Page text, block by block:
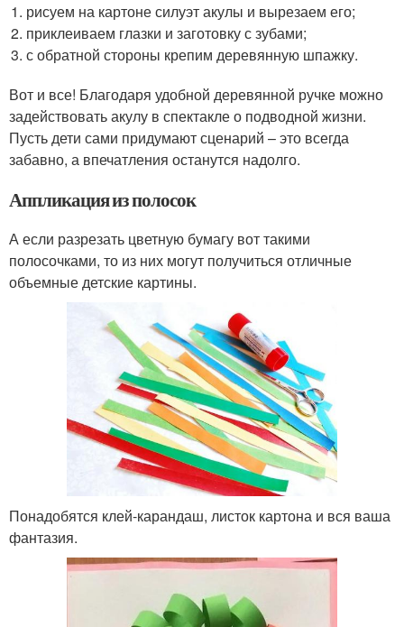
рисуем на картоне силуэт акулы и вырезаем его;
приклеиваем глазки и заготовку с зубами;
с обратной стороны крепим деревянную шпажку.
Вот и все! Благодаря удобной деревянной ручке можно
задействовать акулу в спектакле о подводной жизни.
Пусть дети сами придумают сценарий – это всегда
забавно, а впечатления останутся надолго.
Аппликация из полосок
А если разрезать цветную бумагу вот такими
полосочками, то из них могут получиться отличные
объемные детские картины.
Понадобятся клей-карандаш, листок картона и вся ваша
фантазия.